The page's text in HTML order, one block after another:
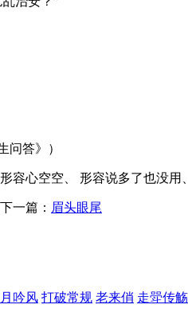
问答》）
心空空、 形容说多了也没
篇： 眉头眼尾
吟风 打破常规 老来俏 走斝传觞